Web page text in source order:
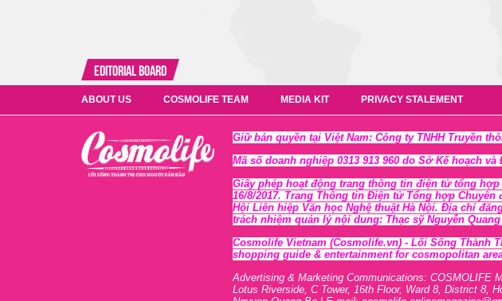
Editorial Board
ABOUT US COSMOLIFE TEAM MEDIA KIT PRIVACY STALEMENT
Giữ bản quyền tại Việt Nam: Công ty TNHH Truyền
Mã số doanh nghiệp 0313 913 960 do Sở Kế hoạch và
Giấy phép hoạt động trang thông tin điện tử tổng hợp
16/8/2017. Trang Thông tin Điện tử Tổng hợp
Hội Liên hiệp Văn học Nghệ thuật Hà Nội. Địa chỉ
trách nhiệm quản lý nội dung: Thạc sỹ Nguyễn
Cosmolife Vietnam (Cosmolife.vn) - Lối Sống Thành
shopping guide & entertainment for cosmopolitan
Advertising & Marketing Communications: COSMOLIFE
Lotus Riverside, C Tower, 16th Floor, Ward 8, District 8, H